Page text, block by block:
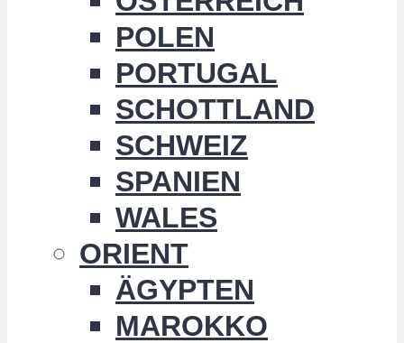
POLEN
PORTUGAL
SCHOTTLAND
SCHWEIZ
SPANIEN
WALES
ORIENT
ÄGYPTEN
MAROKKO